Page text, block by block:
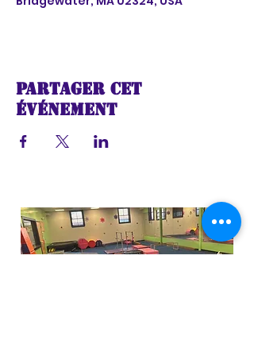
Partager cet
événement